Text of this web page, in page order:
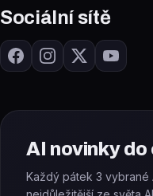
Sociální sítě
AI novinky do
Každý pátek 3 vybrané